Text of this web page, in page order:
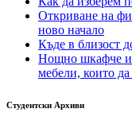
Откриване на
ново начало
Къде в близост
Нощно шкафче и
мебели, които да
Студентски Архиви